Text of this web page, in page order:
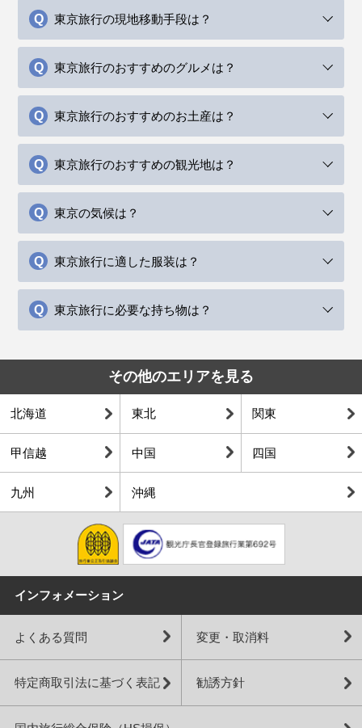
東京旅行の現地移動手段は？
東京旅行のおすすめのグルメは？
東京旅行のおすすめのお土産は？
東京旅行のおすすめの観光地は？
東京の気候は？
東京旅行に適した服装は？
東京旅行に必要な持ち物は？
その他のエリアを見る
北海道 東北 関東
甲信越 中国 四国
九州 沖縄
インフォメーション
よくある質問 変更・取消料
特定商取引法に基づく表記 勧誘方針